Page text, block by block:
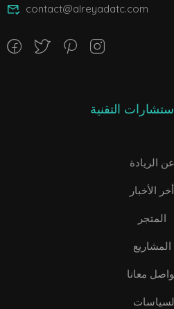
contact@alreyadatc.com
التقنية
عن الريادة
أخر الأخبار
المتجر
المشاريع
معانا